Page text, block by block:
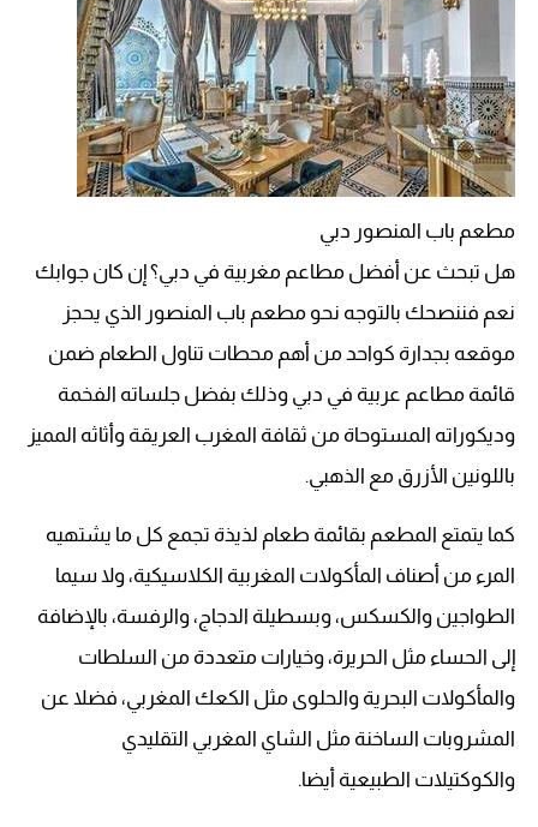
مطعم باب المنصور دبي
هل تبحث عن أفضل مطاعم مغربية في دبي؟ إن كان جوابك
نعم فننصحك بالتوجه نحو مطعم باب المنصور الذي يحجز
موقعه بجدارة كواحد من أهم محطات تناول الطعام ضمن
قائمة مطاعم عربية في دبي وذلك بفضل جلساته الفخمة
وديكوراته المستوحاة من ثقافة المغرب العريقة وأثاثه المميز
باللونين الأزرق مع الذهبي.
كما يتمتع المطعم بقائمة طعام لذيذة تجمع كل ما يشتهيه
المرء من أصناف المأكولات المغربية الكلاسيكية، ولا سيما
الطواجين والكسكس، وبسطيلة الدجاج، والرفسة، بالإضافة
إلى الحساء مثل الحريرة، وخيارات متعددة من السلطات
والمأكولات البحرية والحلوى مثل الكعك المغربي، فضلا عن
المشروبات الساخنة مثل الشاي المغربي التقليدي
والكوكتيلات الطبيعية أيضا.